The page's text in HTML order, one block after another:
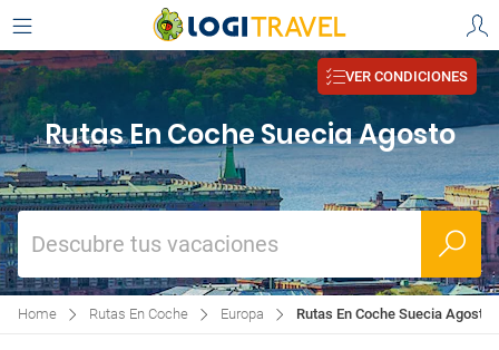
VER CONDICIONES
Rutas En Coche Suecia Agosto
Descubre tus vacaciones
Home Rutas En Coche Europa Rutas En Coche Suecia Agosto